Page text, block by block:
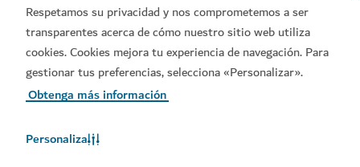
Respetamos su privacidad y nos comprometemos a ser
transparentes acerca de cómo nuestro sitio web utiliza
cookies. Cookies mejora tu experiencia de navegación. Para
gestionar tus preferencias, selecciona «Personalizar».
Obtenga más información
Personaliza
Sitios relacionados
Condiciones de uso
Notificación de cookies